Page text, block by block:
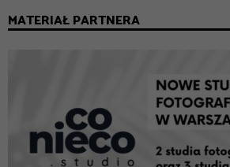
MATERIAŁ PARTNERA